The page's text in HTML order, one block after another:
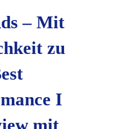
– Mit
zu
I